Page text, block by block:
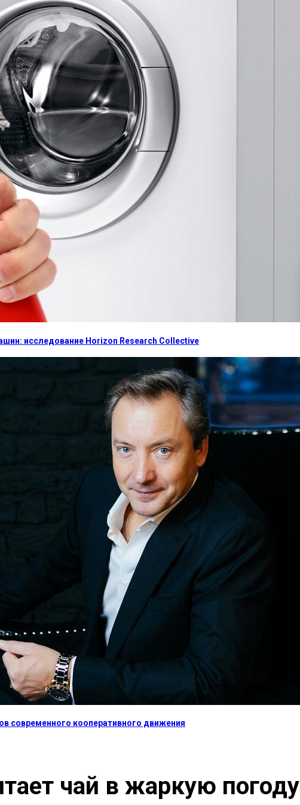
исследование Horizon Research Collective
современного кооперативного движения
чай в жаркую погоду